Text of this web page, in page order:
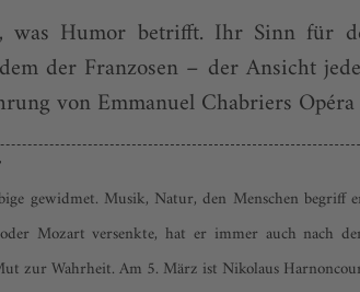
Humor betrifft. Ihr Sinn für
der Franzosen – der Ansicht
von Emmanuel Chabriers Opéra
gewidmet. Musik, Natur, den Menschen
Mozart versenkte, hat er immer auch nach
zur Wahrheit. Am 5. März ist Nikolaus